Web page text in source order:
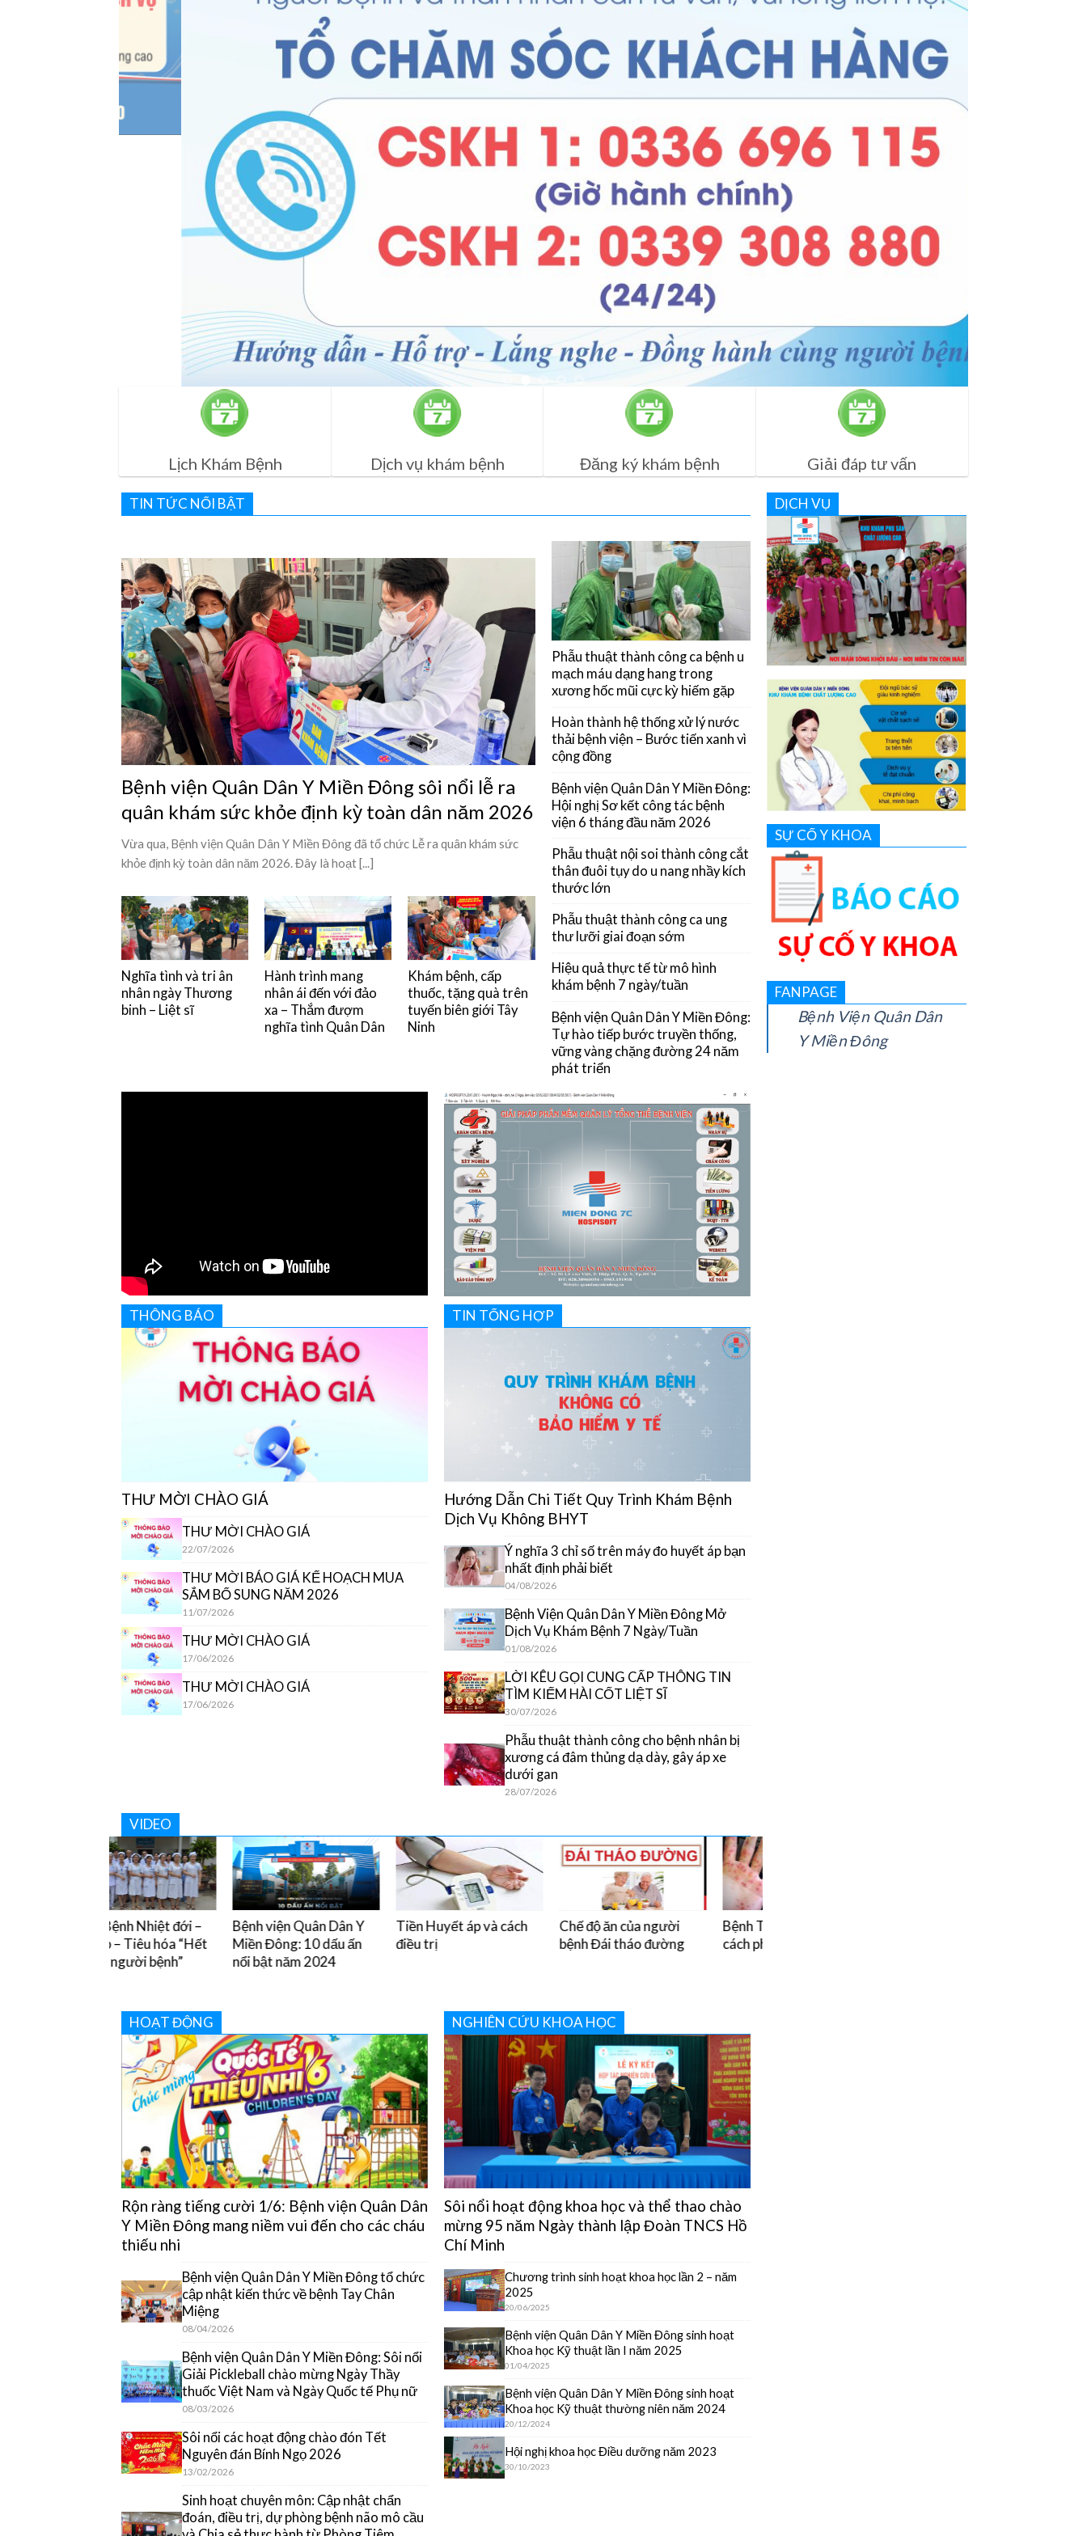
Lịch Khám Bệnh Dịch vụ khám bệnh Đăng ký khám bệnh Giải đáp tư vấn
TIN TỨC NỔI BẬT
Bệnh viện Quân Dân Y Miền Đông sôi nổi lễ ra
quân khám sức khỏe định kỳ toàn dân năm 2026
Vừa qua, Bệnh viện Quân Dân Y Miền Đông đã tổ chức Lễ ra quân khám sức
khỏe định kỳ toàn dân năm 2026. Đây là hoạt [...]
Nghĩa tình và tri ân
nhân ngày Thương
binh – Liệt sĩ
Hành trình mang
nhân ái đến với đảo
xa – Thắm đượm
nghĩa tình Quân Dân
Khám bệnh, cấp
thuốc, tặng quà trên
tuyến biên giới Tây
Ninh
Phẫu thuật thành công ca bệnh u
mạch máu dạng hang trong
xương hốc mũi cực kỳ hiếm gặp
Hoàn thành hệ thống xử lý nước
thải bệnh viện – Bước tiến xanh vì
cộng đồng
Bệnh viện Quân Dân Y Miền Đông:
Hội nghị Sơ kết công tác bệnh
viện 6 tháng đầu năm 2026
Phẫu thuật nội soi thành công cắt
thân đuôi tụy do u nang nhầy kích
thước lớn
Phẫu thuật thành công ca ung
thư lưỡi giai đoạn sớm
Hiệu quả thực tế từ mô hình
khám bệnh 7 ngày/tuần
Bệnh viện Quân Dân Y Miền Đông:
Tự hào tiếp bước truyền thống,
vững vàng chặng đường 24 năm
phát triển
THÔNG BÁO
THƯ MỜI CHÀO GIÁ
THƯ MỜI CHÀO GIÁ
22/07/2026
THƯ MỜI BÁO GIÁ KẾ HOẠCH MUA
SẮM BỔ SUNG NĂM 2026
11/07/2026
THƯ MỜI CHÀO GIÁ
17/06/2026
THƯ MỜI CHÀO GIÁ
17/06/2026
TIN TỔNG HỢP
Hướng Dẫn Chi Tiết Quy Trình Khám Bệnh
Dịch Vụ Không BHYT
Ý nghĩa 3 chỉ số trên máy đo huyết áp bạn
nhất định phải biết
04/08/2026
Bệnh Viện Quân Dân Y Miền Đông Mở
Dịch Vụ Khám Bệnh 7 Ngày/Tuần
01/08/2026
LỜI KÊU GỌI CUNG CẤP THÔNG TIN
TÌM KIẾM HÀI CỐT LIỆT SĨ
30/07/2026
Phẫu thuật thành công cho bệnh nhân bị
xương cá đâm thủng dạ dày, gây áp xe
dưới gan
28/07/2026
VIDEO
Bệnh viện Quân Dân Y
Miền Đông: 10 dấu ấn
nổi bật năm 2024
Tiền Huyết áp và cách
điều trị
Chế độ ăn của người
bệnh Đái tháo đường
Bệnh Tay chân miệng và
cách phòng tránh
HOẠT ĐỘNG
Rộn ràng tiếng cười 1/6: Bệnh viện Quân Dân
Y Miền Đông mang niềm vui đến cho các cháu
thiếu nhi
Bệnh viện Quân Dân Y Miền Đông tổ chức
cập nhật kiến thức về bệnh Tay Chân
Miệng
08/04/2026
Bệnh viện Quân Dân Y Miền Đông: Sôi nổi
Giải Pickleball chào mừng Ngày Thầy
thuốc Việt Nam và Ngày Quốc tế Phụ nữ
08/03/2026
Sôi nổi các hoạt động chào đón Tết
Nguyên đán Bính Ngọ 2026
13/02/2026
Sinh hoạt chuyên môn: Cập nhật chẩn
đoán, điều trị, dự phòng bệnh não mô cầu
NGHIÊN CỨU KHOA HỌC
Sôi nổi hoạt động khoa học và thể thao chào
mừng 95 năm Ngày thành lập Đoàn TNCS Hồ
Chí Minh
Chương trình sinh hoạt khoa học lần 2 – năm
2025
20/06/2025
Bệnh viện Quân Dân Y Miền Đông sinh hoạt
Khoa học Kỹ thuật lần I năm 2025
01/04/2025
Bệnh viện Quân Dân Y Miền Đông sinh hoạt
Khoa học Kỹ thuật thường niên năm 2024
20/12/2024
Hội nghị khoa học Điều dưỡng năm 2023
30/10/2023
DỊCH VỤ
SỰ CỐ Y KHOA
FANPAGE
Bệnh Viện Quân Dân
Y Miền Đông